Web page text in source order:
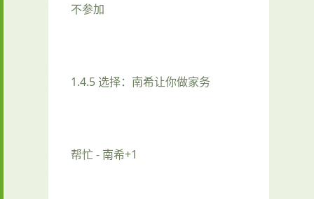
不参加
1.4.5 选择：南希让你做家务
帮忙 - 南希+1